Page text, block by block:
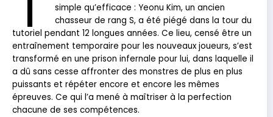
simple qu’efficace : Yeonu Kim, un ancien
chasseur de rang S, a été piégé dans la tour du
tutoriel pendant 12 longues années. Ce lieu, censé être un
entraînement temporaire pour les nouveaux joueurs, s’est
transformé en une prison infernale pour lui, dans laquelle il
a dû sans cesse affronter des monstres de plus en plus
puissants et répéter encore et encore les mêmes
épreuves. Ce qui l’a mené à maîtriser à la perfection
chacune de ses compétences.